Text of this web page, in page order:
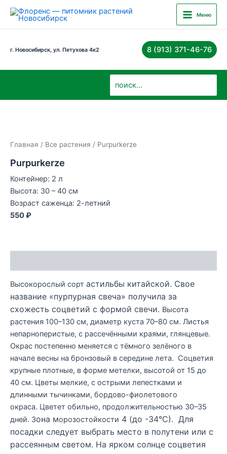
Перейти
Main
Menu
Меню
г. Новосибирск, ул. Петухова 4к2 8 (913) 371-46-76
Главная / Все растения / Purpurkerze
Purpurkerze
Контейнер: 2 л
Высота: 30 – 40 см
Возраст саженца: 2-летний
550 ₽
Высокорослый сорт астильбы китайской. Свое
название «пурпурная свеча» получила за
схожесть соцветий с формой свечи. Высота
растения 100–130 см, диаметр куста 70–80 см. Листья
непарноперистые, с рассечёнными краями, глянцевые.
Окрас постепенно меняется с тёмного зелёного в
начале весны на бронзовый в середине лета. Соцветия
крупные плотные, в форме метелки, высотой от 15 до
40 см. Цветы мелкие, с острыми лепестками и
длинными тычинками, бордово-фиолетового
окраса. Цветет обильно, продолжительностью 30–35
дней. Зона морозостойкости 4 (до -34°С). Для
посадки следует выбрать место в полутени или с
рассеянным светом. На ярком солнце соцветия